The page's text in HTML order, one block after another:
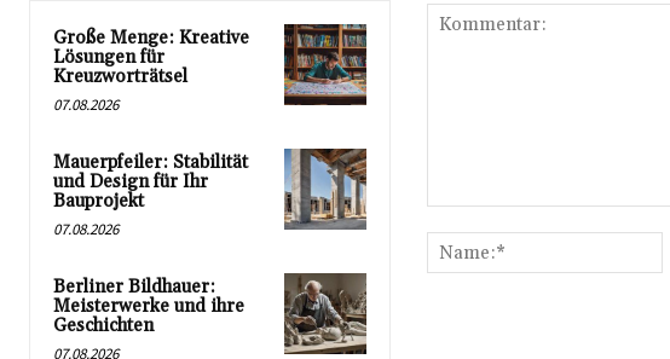
Große Menge: Kreative
Lösungen für
Kreuzworträtsel
07.08.2026
Mauerpfeiler: Stabilität
und Design für Ihr
Bauprojekt
07.08.2026
Berliner Bildhauer:
Meisterwerke und ihre
Geschichten
07.08.2026